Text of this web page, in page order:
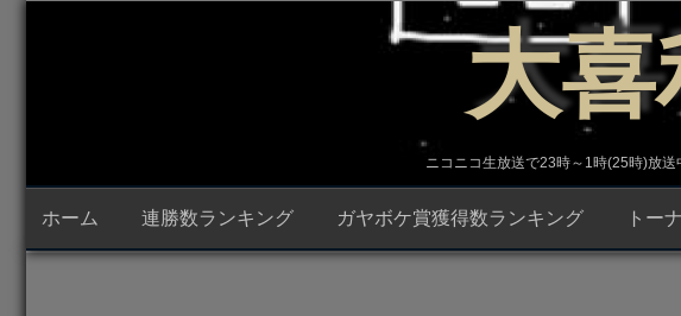
プ
大喜
ニコニコ生放送で23時～1時(25時)放
ホーム 連勝数ランキング ガヤボケ賞獲得数ランキング トー